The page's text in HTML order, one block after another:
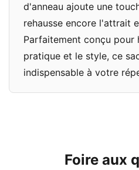
d'anneau ajoute une
rehausse encore l'attrait
Parfaitement conçu pour
pratique et le style, ce
indispensable à votre
Foire aux